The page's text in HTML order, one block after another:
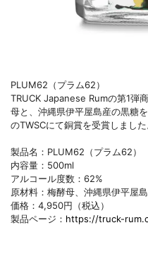
PLUM62（プラム62）
TRUCK Japanese Rumの第1弾
母と、沖縄県伊平屋島産の黒糖
のTWSCにて銅賞を受賞しました
製品名：PLUM62（プラム62）
内容量：500ml
アルコール度数：62%
原材料：梅酵母、沖縄県伊平屋
価格：4,950円（税込）
製品ページ： https://truck-